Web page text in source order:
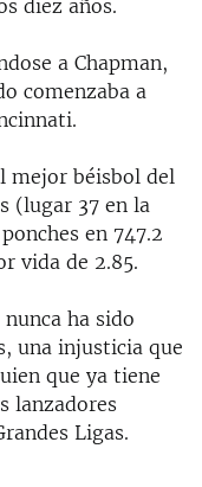
diez años.
a Chapman,
comenzaba a
mejor béisbol del
(lugar 37 en la
en 747.2
vida de 2.85.
ha sido
una injusticia que
que ya tiene
lanzadores
Ligas.